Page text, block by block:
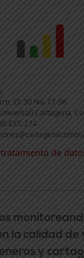
Cl. 30 No. 17-36
Cartagena,
EXT. 274
de
la calidad de
y